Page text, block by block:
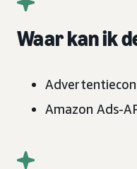
Waar kan ik
Amazon Ads-